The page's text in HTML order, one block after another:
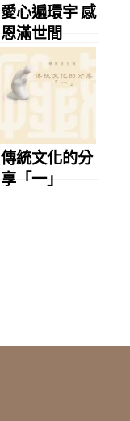
愛心遍環宇 感
恩滿世間
傳統文化的分
享「一」